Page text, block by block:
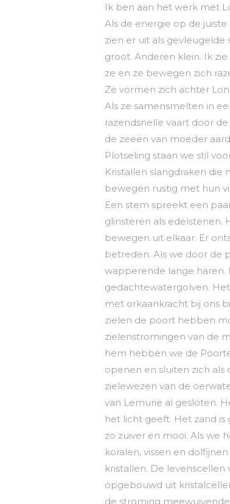
Ik ben aan het werk met
Als de energie op de
zien er uit als gevleugelde
groot. Anderen klein. Ik
ze en ze bewegen zich
Ze vormen zich achter
Als ze samensmelten in
razendsnelle vaart door
de zeeën van moeder
Plotseling staan we stil
Kristallen slangdraken die
bewegen rustig met hun
Een stem spreekt een
glinsteren als edelstenen.
bewegen uit elkaar. Er
betreden. Als we door de
wapperende lange haren.
gedachtewatergolven.
met orkaankracht bij ons
zielen de poort hebben
zielenstromingen van de
hem hebben we de
openen en sluiten zich
zielewezen van de
van Lemurië al gesloten.
het licht geeft. Het zand
zo zuiver en mooi. Als we
koralen, vissen en
kristallen. De levenscellen
opgebouwd uit
de stroming